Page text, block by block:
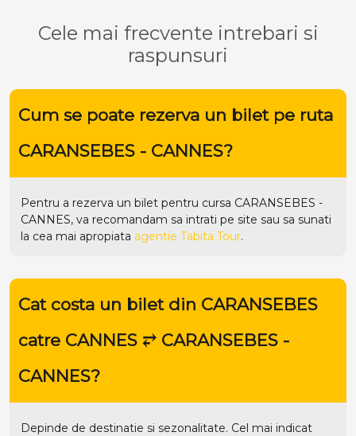
Cele mai frecvente intrebari si
raspunsuri
Cum se poate rezerva un bilet pe ruta
CARANSEBES - CANNES?
Pentru a rezerva un bilet pentru cursa CARANSEBES -
CANNES, va recomandam sa intrati pe site sau sa sunati
la cea mai apropiata agentie Tabita Tour.
Cat costa un bilet din CARANSEBES
catre CANNES ⥂ CARANSEBES -
CANNES?
Depinde de destinatie si sezonalitate. Cel mai indicat